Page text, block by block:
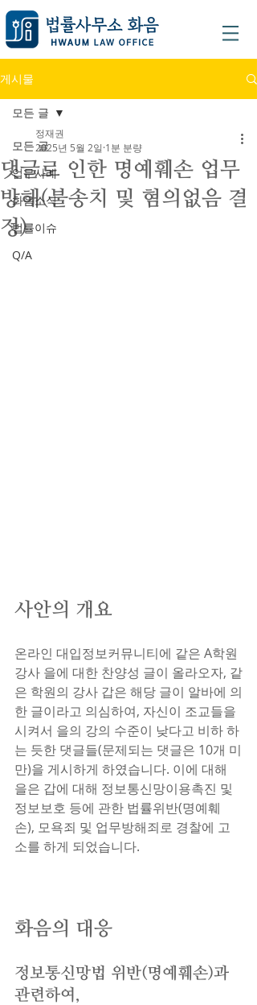
게시물
모든 글
업무사례
화음소식
법률이슈
Q/A
모든 글
댓글로 인한 명예훼손 업무
방해(불송치 및 혐의없음 결
정)
정재권
2025년 5월 2일 1분 분량
사안의 개요
온라인 대입정보커뮤니티에 같은 A학원
강사 을에 대한 찬양성 글이 올라오자, 같
은 학원의 강사 갑은 해당 글이 알바에 의
한 글이라고 의심하여, 자신이 조교들을
시켜서 을의 강의 수준이 낮다고 비하 하
는 듯한 댓글들(문제되는 댓글은 10개 미
만)을 게시하게 하였습니다. 이에 대해
을은 갑에 대해 정보통신망이용촉진 및
정보보호 등에 관한 법률위반(명예훼
손), 모욕죄 및 업무방해죄로 경찰에 고
소를 하게 되었습니다.
화음의 대응
정보통신망법 위반(명예훼손)과
관련하여,